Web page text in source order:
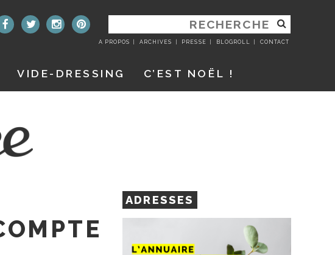
RECHERCHER
:
A PROPOS ARCHIVES PRESSE BLOGROLL CONTACT
VIDE-DRESSING C’EST NOËL !
ADRESSES